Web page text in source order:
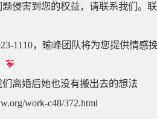
侵害到您的权益，请联系我们。
1110，瑜峰团队将为您提供情
离婚后她也没有搬出去的想法
work-c48/372.html